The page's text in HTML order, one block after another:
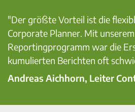
"Der größte Vorteil ist die
Corporate Planner. Mit
Reportingprogramm war die
kumulierten Berichten oft
Andreas Aichhorn, Leiter